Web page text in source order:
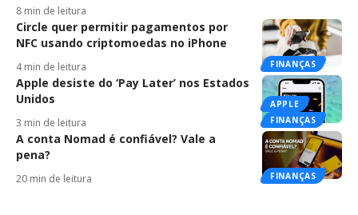
8 min de leitura
FINANÇAS
Circle quer permitir pagamentos por
NFC usando criptomoedas no iPhone
4 min de leitura
APPLE
FINANÇAS
Apple desiste do ‘Pay Later’ nos Estados
Unidos
3 min de leitura
FINANÇAS
A conta Nomad é confiável? Vale a
pena?
20 min de leitura